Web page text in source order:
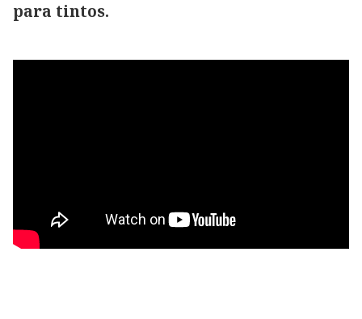
para tintos.